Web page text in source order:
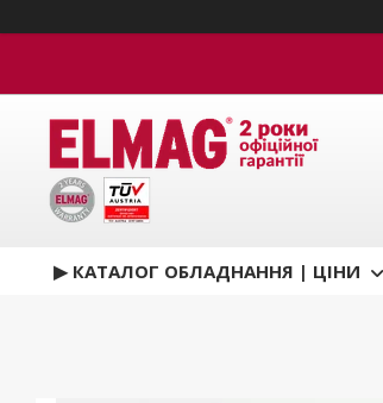
▶ КАТАЛОГ ОБЛАДНАННЯ | ЦІНИ